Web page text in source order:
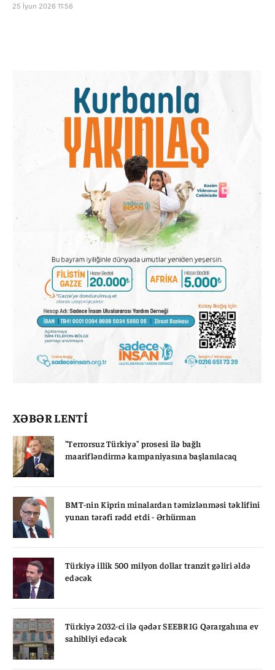
25 İyun 2026 11:56
XƏBƏR LENTİ
"Terrorsuz Türkiyə" prosesi ilə bağlı
maarifləndirmə kampaniyasına başlanılacaq
BMT-nin Kiprin minalardan təmizlənməsi təklifini
yunan tərəfi rədd etdi - Ərhürman
Türkiyə illik 500 milyon dollar tranzit gəliri əldə
edəcək
Türkiyə 2032-ci ilə qədər SEEBRIG Qərargahına ev
sahibliyi edəcək